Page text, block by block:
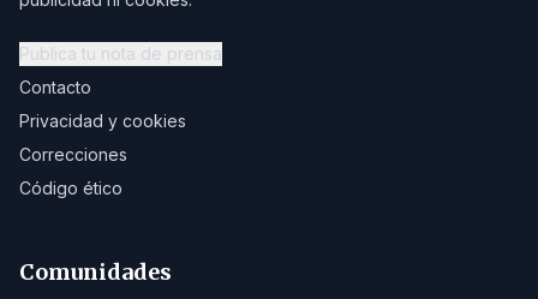
Publica tu nota de prensa
Contacto
Privacidad y cookies
Correcciones
Código ético
Comunidades